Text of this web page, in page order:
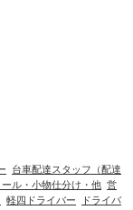
台車配達スタッフ（配達
ール・小物仕分け・他 営
軽四ドライバー
ドライバ